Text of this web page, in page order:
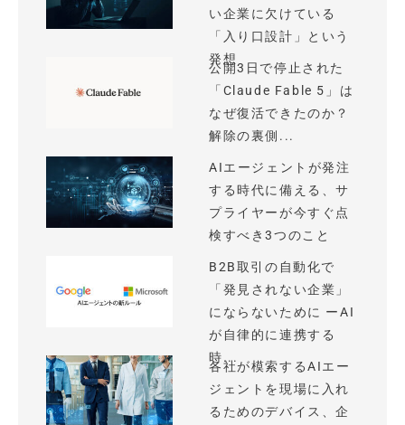
い企業に欠けている
「入り口設計」という
発想
公開3日で停止された
「Claude Fable 5」は
なぜ復活できたのか？
解除の裏側...
AIエージェントが発注
する時代に備える、サ
プライヤーが今すぐ点
検すべき3つのこと
B2B取引の自動化で
「発見されない企業」
にならないために ーAI
が自律的に連携する
時...
各社が模索するAIエー
ジェントを現場に入れ
るためのデバイス、企